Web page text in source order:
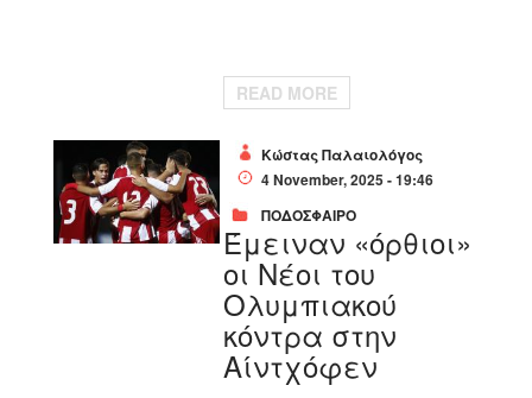
READ MORE
Κώστας Παλαιολόγος
4 November, 2025 - 19:46
ΠΟΔΟΣΦΑΙΡΟ
Έμειναν «όρθιοι»
οι Νέοι του
Ολυμπιακού
κόντρα στην
Αίντχόφεν